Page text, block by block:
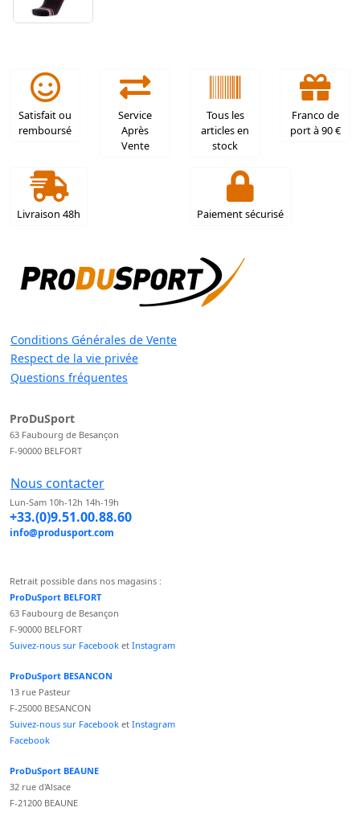
Satisfait ou
remboursé
Service
Après
Vente
Tous les
articles en
stock
Franco de
port à 90 €
Livraison 48h Paiement sécurisé
Conditions Générales de Vente
Respect de la vie privée
Questions fréquentes
ProDuSport
63 Faubourg de Besançon
F-90000 BELFORT
Nous contacter
Lun-Sam 10h-12h 14h-19h
+33.(0)9.51.00.88.60
info@produsport.com
Retrait possible dans nos magasins :
ProDuSport BELFORT
63 Faubourg de Besançon
F-90000 BELFORT
Suivez-nous sur Facebook et Instagram
ProDuSport BESANCON
13 rue Pasteur
F-25000 BESANCON
Suivez-nous sur Facebook et Instagram
Facebook
ProDuSport BEAUNE
32 rue d'Alsace
F-21200 BEAUNE